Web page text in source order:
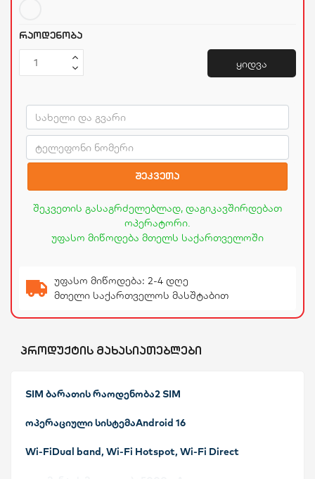
რაოდენობა
ყიდვა
შეკვეთა
შეკვეთის გასაგრძელებლად, დაგიკავშირდებათ
ოპერატორი.
უფასო მიწოდება მთელს საქართველოში
უფასო მიწოდება: 2-4 დღე
მთელი საქართველოს მასშტაბით
ᲞᲠᲝᲓᲣᲥᲢᲘᲡ ᲛᲐᲮᲐᲡᲘᲐᲗᲔᲑᲚᲔᲑᲘ
SIM ბარათის რაოდენობა2 SIM
ოპერაციული სისტემაAndroid 16
Wi-FiDual band, Wi-Fi Hotspot, Wi-Fi Direct